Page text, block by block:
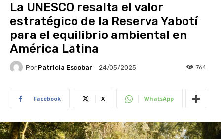
La UNESCO resalta el valor
estratégico de la Reserva Yabotí
para el equilibrio ambiental en
América Latina
Por Patricia Escobar 24/05/2025 764
Facebook X WhatsApp